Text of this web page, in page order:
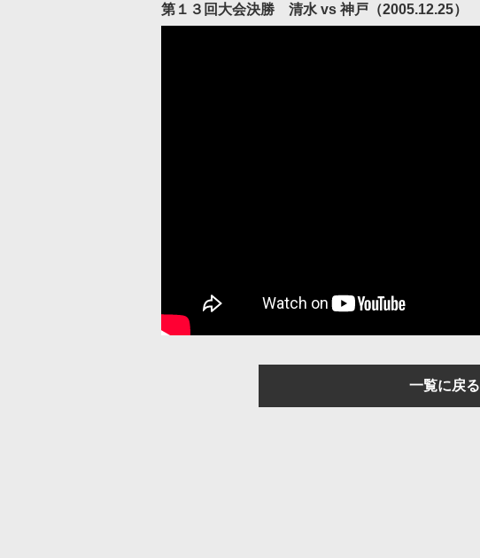
第１３回大会決勝 清水 vs 神戸（2005.12.25）
一覧に戻る